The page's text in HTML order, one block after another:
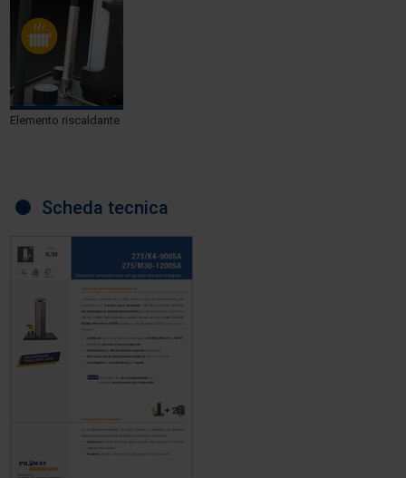
Elemento riscaldante
Scheda tecnica